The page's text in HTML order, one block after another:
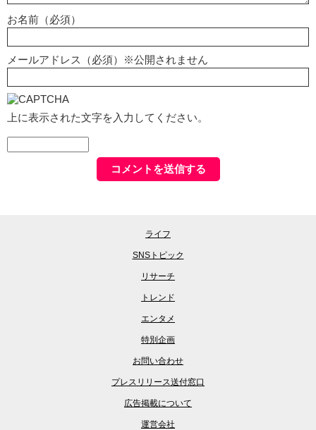
お名前（必須）
メールアドレス（必須）※公開されません
上に表示された文字を入力してください。
ライフ
SNSトピック
リサーチ
トレンド
エンタメ
特別企画
お問い合わせ
プレスリリース送付窓口
広告掲載について
運営会社